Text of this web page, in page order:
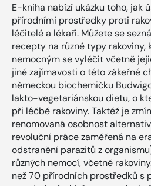
E-kniha nabízí ukázku toho, jak
přírodními prostředky proti
léčitelé a lékaři. Můžete se
recepty na různé typy
nemocným se vyléčit včetně
jiné zajímavosti o této zákeřné
německou biochemičku
lakto-vegetariánskou dietu, o
při léčbě rakoviny. Taktéž je
renomovaná osobnost
revoluční práce zaměřená na
odstranění parazitů z
různých nemocí, včetně
než 70 přírodních prostředků s